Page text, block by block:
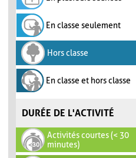
En classe seulement
Hors classe
En classe et hors classe
DURÉE DE L'ACTIVITÉ
Activités courtes (< 30
minutes)